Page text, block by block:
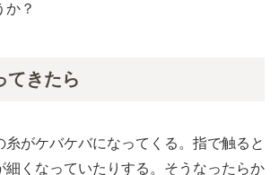
か？
てきたら
糸がケバケバになってくる。指で触ると
細くなっていたりする。そうなったらか